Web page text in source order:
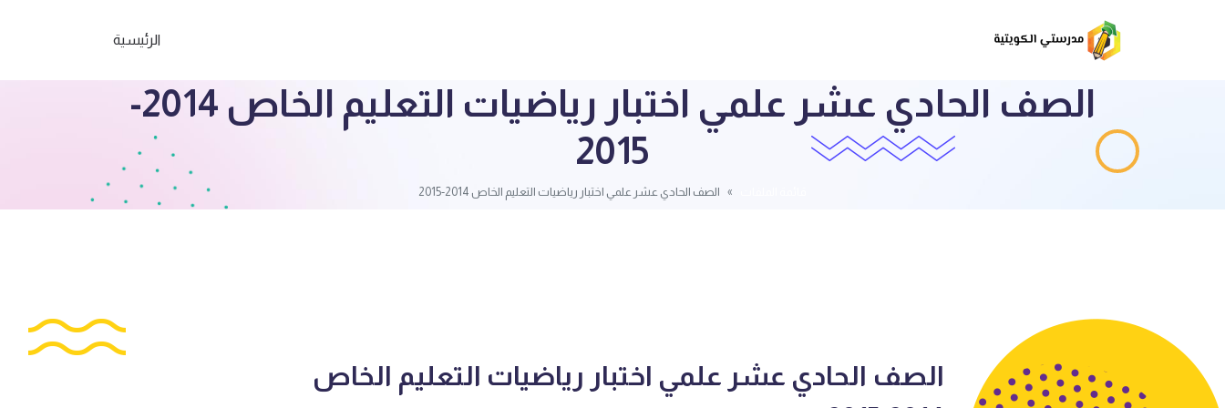
الرئيسية
الصف الحادي عشر علمي اختبار رياضيات التعليم الخاص 2014-
2015
الصف الحادي عشر علمي اختبار رياضيات التعليم الخاص 2014-2015
الصف الحادي عشر علمي اختبار رياضيات التعليم الخاص